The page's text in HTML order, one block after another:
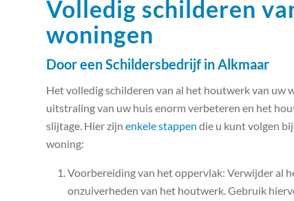
Volledig schilderen
woningen
Door een Schildersbedrijf in Alkmaar
Het volledig schilderen van al het houtwerk van uw
uitstraling van uw huis enorm verbeteren en het
slijtage. Hier zijn enkele stappen die u kunt volgen
woning:
Voorbereiding van het oppervlak: Verwijder al
onzuiverheden van het houtwerk. Gebruik